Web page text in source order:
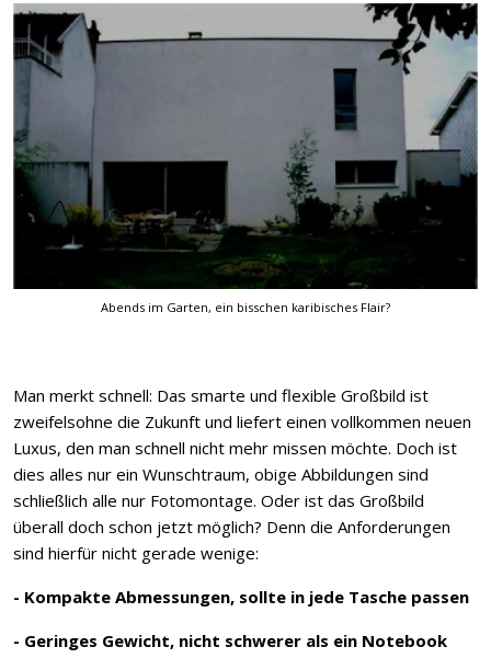
Abends im Garten, ein bisschen karibisches Flair?
Man merkt schnell: Das smarte und flexible Großbild ist
zweifelsohne die Zukunft und liefert einen vollkommen neuen
Luxus, den man schnell nicht mehr missen möchte. Doch ist
dies alles nur ein Wunschtraum, obige Abbildungen sind
schließlich alle nur Fotomontage. Oder ist das Großbild
überall doch schon jetzt möglich? Denn die Anforderungen
sind hierfür nicht gerade wenige:
- Kompakte Abmessungen, sollte in jede Tasche passen
- Geringes Gewicht, nicht schwerer als ein Notebook